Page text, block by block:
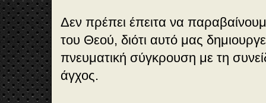
Δεν πρέπει έπειτα να
του Θεού, διότι αυτό μας
πνευματική σύγκρουση με τη
άγχος.